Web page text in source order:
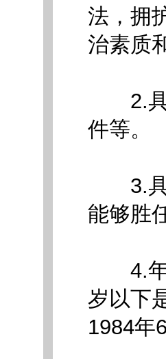
法，拥
治素质
2.具
件等。
3.具
能够胜
4.年
岁以下
1984年